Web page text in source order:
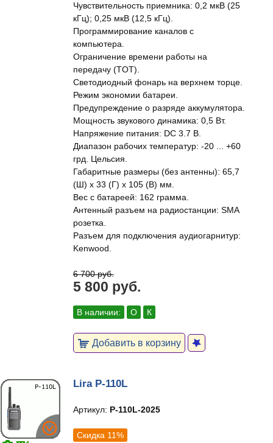
Чувствительность приемника: 0,2 мкВ (25
кГц); 0,25 мкВ (12,5 кГц).
Программирование каналов с
компьютера.
Ограничение времени работы на
передачу (TOT).
Светодиодный фонарь на верхнем торце.
Режим экономии батареи.
Предупреждение о разряде аккумулятора.
Мощность звукового динамика: 0,5 Вт.
Напряжение питания: DC 3.7 В.
Диапазон рабочих температур: -20 ... +60
грд. Цельсия.
Габаритные размеры (без антенны): 65,7
(Ш) х 33 (Г) х 105 (В) мм.
Вес с батареей: 162 грамма.
Антенный разъем на радиостанции: SMA
розетка.
Разъем для подключения аудиогарнитур:
Kenwood.
6 700 руб.
5 800 руб.
В наличии: О К
Добавить в корзину
Lira P-110L
Артикул: P-110L-2025
Скидка 11%